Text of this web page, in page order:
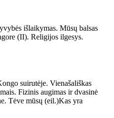
išlaikymas. Mūsų balsas
(II). Religijos ilgesys.
suirutėje. Vienašališkas
Fizinis augimas ir dvasinė
Tėve mūsų (eil.)Kas yra